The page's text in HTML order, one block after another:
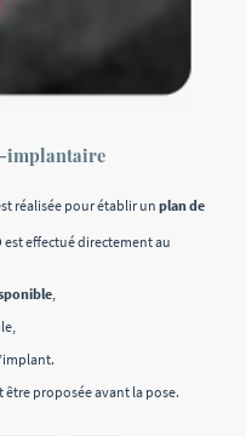
implantaire
réalisée pour établir un plan de
est effectué directement au
être proposée avant la pose.